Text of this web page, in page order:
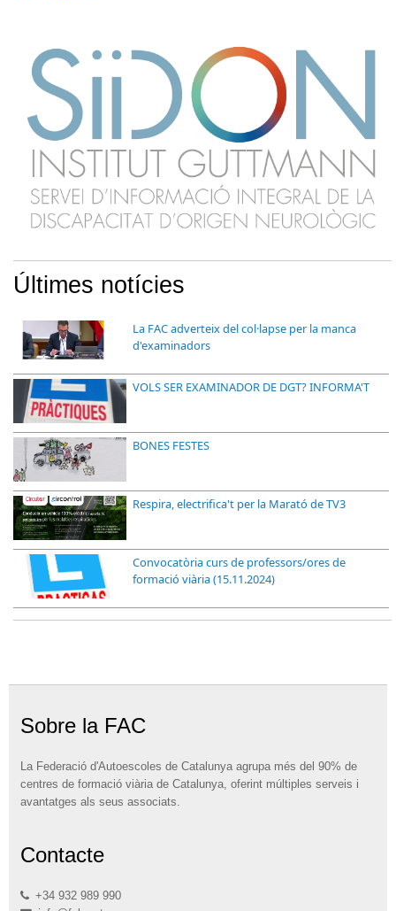
Últimes notícies
La FAC adverteix del col·lapse per la manca
d'examinadors
VOLS SER EXAMINADOR DE DGT? INFORMA'T
BONES FESTES
Respira, electrifica't per la Marató de TV3
Convocatòria curs de professors/ores de
formació viària (15.11.2024)
Sobre la FAC
La Federació d'Autoescoles de Catalunya agrupa més del 90% de
centres de formació viària de Catalunya, oferint múltiples serveis i
avantatges als seus associats.
Contacte
+34 932 989 990